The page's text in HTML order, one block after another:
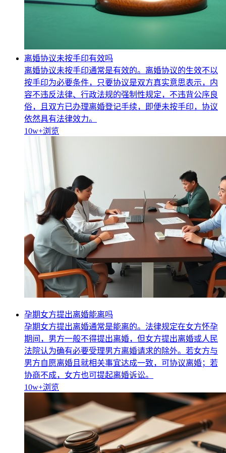
离婚协议未按手印有效吗
离婚协议未按手印通常是有效的。离婚协议的生效不以
按手印为必要条件，只要协议是双方真实意思表示，内
容不违反法律、行政法规的强制性规定，不违背公序良
俗，且双方已办理离婚登记手续，即便未按手印，协议
依然具有法律效力。
10w+浏览
孕期女方提出离婚能离吗
孕期女方提出离婚通常是能离的。法律规定在女方怀孕
期间，男方一般不得提出离婚，但女方提出离婚或人民
法院认为确有必要受理男方离婚请求的除外。若女方与
男方自愿离婚且就相关事宜达成一致，可协议离婚；若
协商不成，女方也可提起离婚诉讼。
10w+浏览